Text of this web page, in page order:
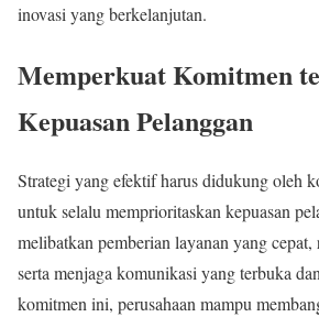
inovasi yang berkelanjutan.
Memperkuat Komitmen
Kepuasan Pelanggan
Strategi yang efektif harus didukung oleh
untuk selalu memprioritaskan kepuasan
melibatkan pemberian layanan yang cepat,
serta menjaga komunikasi yang terbuka
komitmen ini, perusahaan mampu